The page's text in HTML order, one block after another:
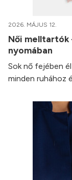
2026. MÁJUS 12.
Női melltartók
nyomában
Sok nő fejében
minden ruhához